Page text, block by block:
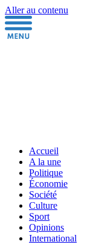
Aller au contenu
Accueil
A la une
Politique
Économie
Société
Culture
Sport
Opinions
International